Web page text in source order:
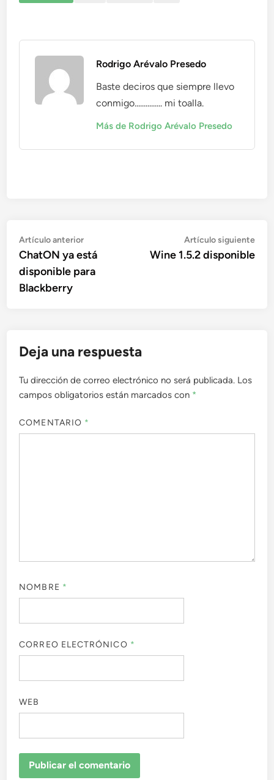
Rodrigo Arévalo Presedo
Baste deciros que siempre llevo
conmigo............... mi toalla.
Más de Rodrigo Arévalo Presedo
Navegación
de
entradas
Artículo anteriorArtículo
anterior:
ChatON ya está
disponible para
Blackberry
Artículo siguiente
Wine 1.5.2 disponible
Deja una respuesta
Tu dirección de correo electrónico no será publicada. Los
campos obligatorios están marcados con *
COMENTARIO *
NOMBRE *
CORREO ELECTRÓNICO *
WEB